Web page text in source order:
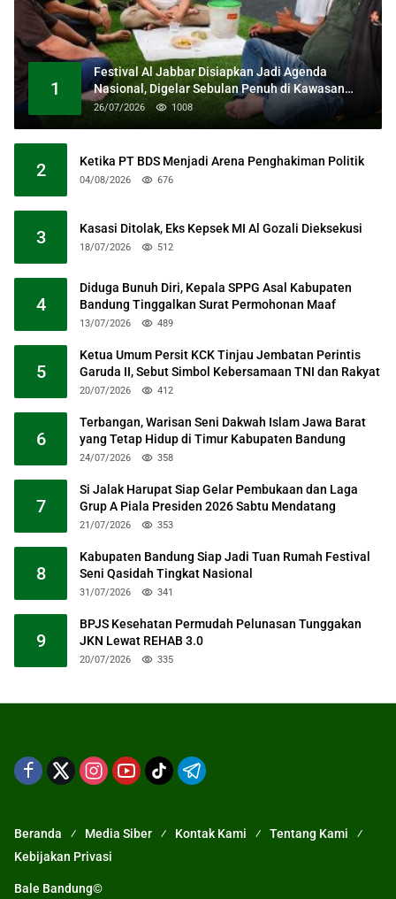
1
Festival Al Jabbar Disiapkan Jadi Agenda
Nasional, Digelar Sebulan Penuh di Kawasan
Masjid Raya Al Jabbar
26/07/2026 1008
2 Ketika PT BDS Menjadi Arena Penghakiman Politik
04/08/2026 676
3 Kasasi Ditolak, Eks Kepsek MI Al Gozali Dieksekusi
18/07/2026 512
4
Diduga Bunuh Diri, Kepala SPPG Asal Kabupaten
Bandung Tinggalkan Surat Permohonan Maaf
13/07/2026 489
5
Ketua Umum Persit KCK Tinjau Jembatan Perintis
Garuda II, Sebut Simbol Kebersamaan TNI dan Rakyat
20/07/2026 412
6
Terbangan, Warisan Seni Dakwah Islam Jawa Barat
yang Tetap Hidup di Timur Kabupaten Bandung
24/07/2026 358
7
Si Jalak Harupat Siap Gelar Pembukaan dan Laga
Grup A Piala Presiden 2026 Sabtu Mendatang
21/07/2026 353
8
Kabupaten Bandung Siap Jadi Tuan Rumah Festival
Seni Qasidah Tingkat Nasional
31/07/2026 341
9
BPJS Kesehatan Permudah Pelunasan Tunggakan
JKN Lewat REHAB 3.0
20/07/2026 335
Beranda Media Siber Kontak Kami
Tentang Kami
Kebijakan Privasi
Bale Bandung©